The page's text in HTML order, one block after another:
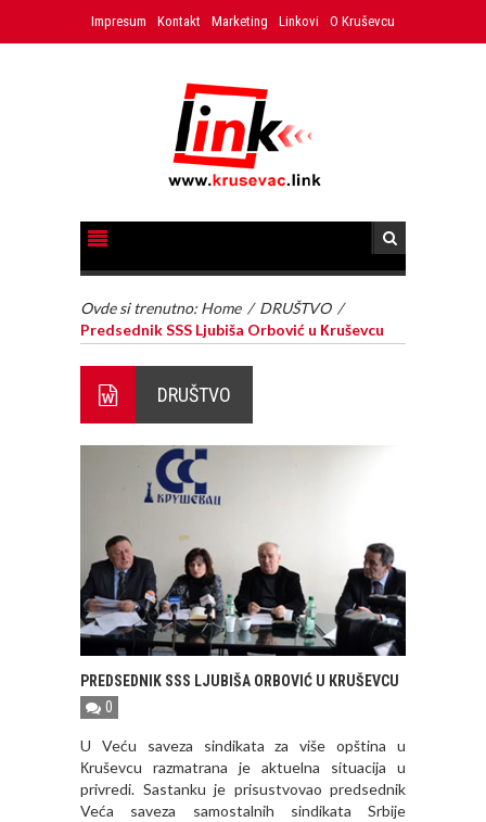
Impresum Kontakt Marketing Linkovi O Kruševcu
Ovde si trenutno: Home / DRUŠTVO /
Predsednik SSS Ljubiša Orbović u Кruševcu
DRUŠTVO
PREDSEDNIK SSS LJUBIŠA ORBOVIĆ U КRUŠEVCU
0
U Veću saveza sindikata za više opština u
Кruševcu razmatrana je aktuelna situacija u
privredi. Sastanku je prisustvovao predsednik
Veća saveza samostalnih sindikata Srbije